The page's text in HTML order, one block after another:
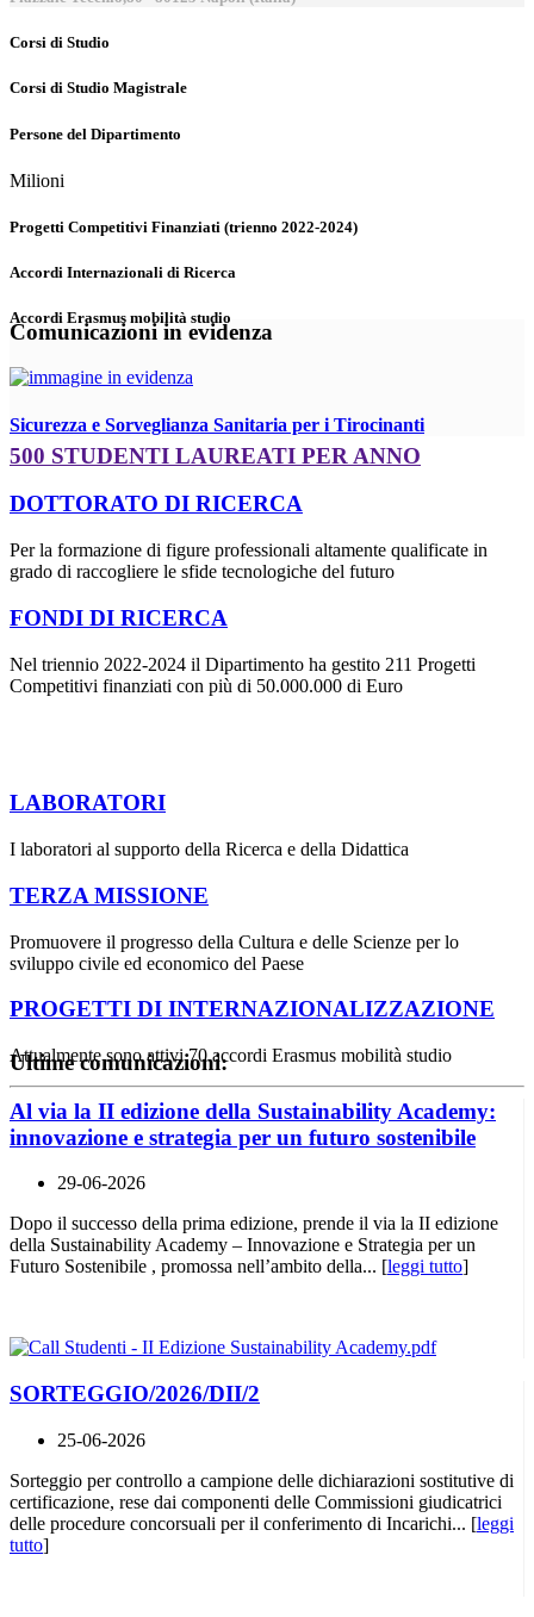
Corsi di Studio
Corsi di Studio Magistrale
Persone del Dipartimento
Milioni
Progetti Competitivi Finanziati (trienno 2022-2024)
Accordi Internazionali di Ricerca
Accordi Erasmus mobilità studio
Comunicazioni in evidenza
Sicurezza e Sorveglianza Sanitaria per i Tirocinanti
500 STUDENTI LAUREATI PER ANNO
DOTTORATO DI RICERCA
Per la formazione di figure professionali altamente qualificate in
grado di raccogliere le sfide tecnologiche del futuro
FONDI DI RICERCA
Nel triennio 2022-2024 il Dipartimento ha gestito 211 Progetti
Competitivi finanziati con più di 50.000.000 di Euro
LABORATORI
I laboratori al supporto della Ricerca e della Didattica
TERZA MISSIONE
Promuovere il progresso della Cultura e delle Scienze per lo
sviluppo civile ed economico del Paese
PROGETTI DI INTERNAZIONALIZZAZIONE
Attualmente sono attivi 70 accordi Erasmus mobilità studio
Ultime comunicazioni:
Al via la II edizione della Sustainability Academy:
innovazione e strategia per un futuro sostenibile
29-06-2026
Dopo il successo della prima edizione, prende il via la II edizione
della Sustainability Academy – Innovazione e Strategia per un
Futuro Sostenibile , promossa nell’ambito della... [leggi tutto]
SORTEGGIO/2026/DII/2
25-06-2026
Sorteggio per controllo a campione delle dichiarazioni sostitutive di
certificazione, rese dai componenti delle Commissioni giudicatrici
delle procedure concorsuali per il conferimento di Incarichi... [leggi
tutto]